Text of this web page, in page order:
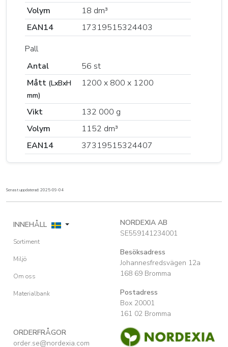
Volym
18 dm³
EAN14
17319515324403
Pall
Antal
56 st
Mått (LxBxH
mm)
1200 x 800 x 1200
Vikt
132 000 g
Volym
1152 dm³
EAN14
37319515324407
Senast uppdaterad: 2025-09-04
INNEHÅLL
Sortiment
Miljö
Om oss
Materialbank
NORDEXIA AB
SE559141234001
Besöksadress
Johannesfredsvägen 12a
168 69 Bromma
Postadress
Box 20001
161 02 Bromma
ORDERFRÅGOR
order.se@nordexia.com